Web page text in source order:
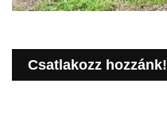
Csatlakozz hozzánk!